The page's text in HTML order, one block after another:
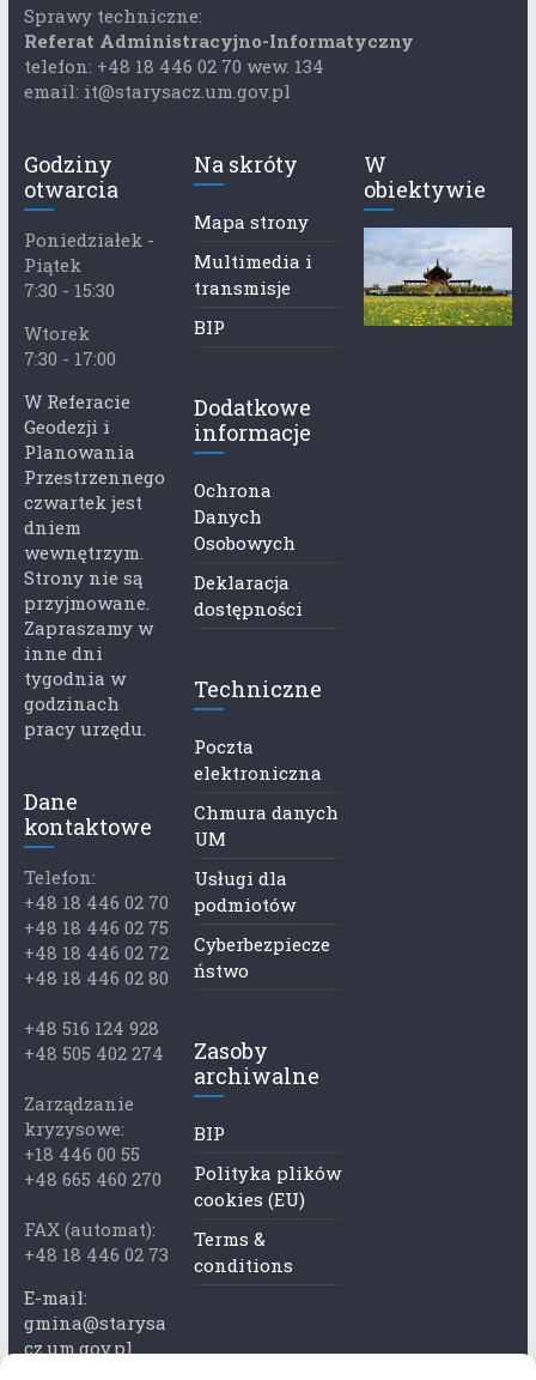
Sprawy techniczne:
Referat Administracyjno-Informatyczny
telefon: +48 18 446 02 70 wew. 134
email: it@starysacz.um.gov.pl
Godziny
otwarcia
Poniedziałek -
Piątek
7:30 - 15:30
Wtorek
7:30 - 17:00
W Referacie
Geodezji i
Planowania
Przestrzennego
czwartek jest
dniem
wewnętrzym.
Strony nie są
przyjmowane.
Zapraszamy w
inne dni
tygodnia w
godzinach
pracy urzędu.
Dane
kontaktowe
Telefon:
+48 18 446 02 70
+48 18 446 02 75
+48 18 446 02 72
+48 18 446 02 80
+48 516 124 928
+48 505 402 274
Zarządzanie
kryzysowe:
+18 446 00 55
+48 665 460 270
FAX (automat):
+48 18 446 02 73
E-mail:
gmina@starysa
cz.um.gov.pl
Na skróty
Mapa strony
Multimedia i
transmisje
BIP
Dodatkowe
informacje
Ochrona
Danych
Osobowych
Deklaracja
dostępności
Techniczne
Poczta
elektroniczna
Chmura danych
UM
Usługi dla
podmiotów
Cyberbezpiecze
ństwo
Zasoby
archiwalne
BIP
Polityka plików
cookies (EU)
Terms &
conditions
W
obiektywie